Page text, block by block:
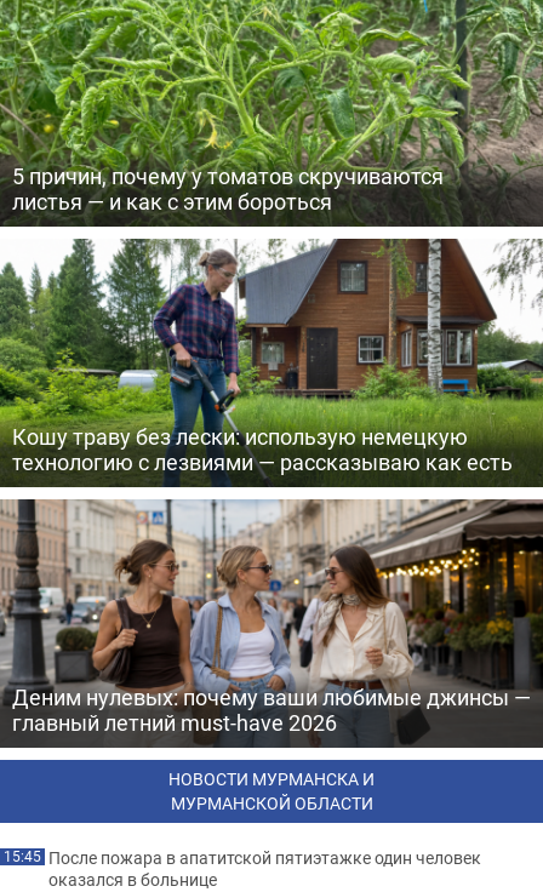
5 причин, почему у томатов скручиваются
листья — и как с этим бороться
Кошу траву без лески: использую немецкую
технологию с лезвиями — рассказываю как есть
Деним нулевых: почему ваши любимые джинсы —
главный летний must-have 2026
НОВОСТИ МУРМАНСКА И
МУРМАНСКОЙ ОБЛАСТИ
15:45 После пожара в апатитской пятиэтажке один человек
оказался в больнице